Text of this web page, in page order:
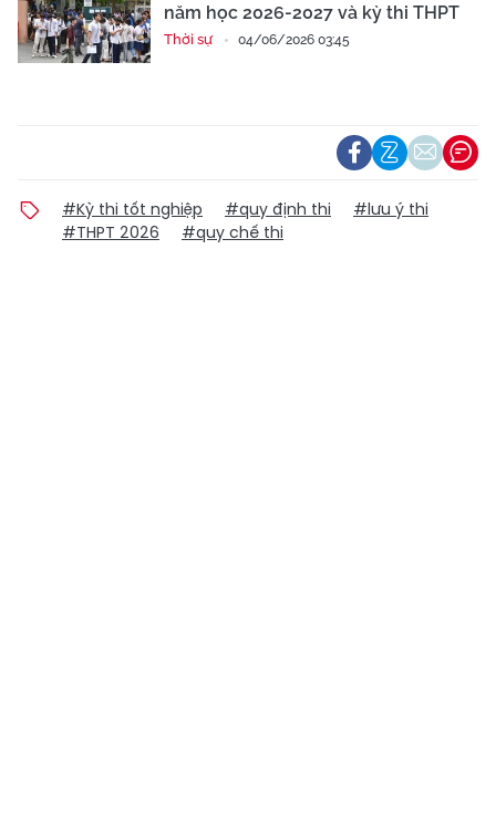
năm học 2026-2027 và kỳ thi THPT
Thời sự 04/06/2026 03:45
#Kỳ thi tốt nghiệp #quy định thi
#lưu ý thi
#THPT 2026
#quy chế thi